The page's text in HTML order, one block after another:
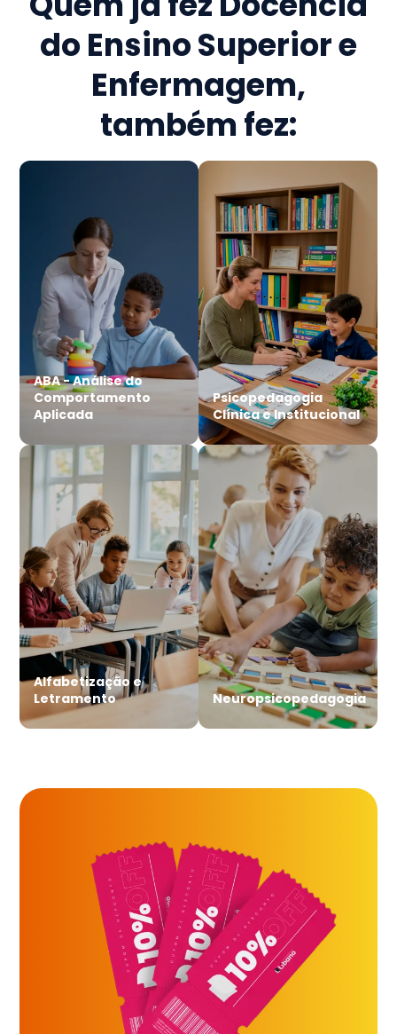
do Ensino Superior e
Enfermagem,
também fez:
ABA - Análise do
Comportamento
Aplicada
Psicopedagogia
Clínica e Institucional
Alfabetização e
Letramento
Neuropsicopedagogia